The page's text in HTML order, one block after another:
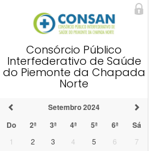
Consórcio Público
Interfederativo de Saúde
do Piemonte da Chapada
Norte
Setembro 2024
Do
2ª 3ª 4ª 5ª 6ª Sá
1 2 3 4 5 6
7